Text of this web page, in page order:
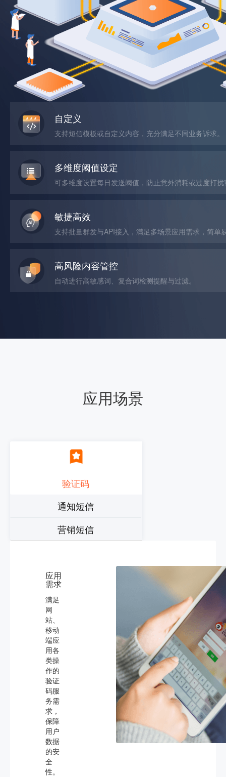
自定义
支持短信模板或自定义内容，充分满足不同业务诉求。
多维度阈值设定
可多维度设置每日发送阈值，防止意外消耗或过度打
敏捷高效
支持批量群发与API接入，满足多场景应用需求，简单
高风险内容管控
自动进行高敏感词、复合词检测提醒与过滤。
应用场景
验证码
通知短信
营销短信
应用
需求
满足
网
站、
移动
端应
用各
类操
作的
验证
码服
务需
求，
保障
用户
数据
的安
全
性。